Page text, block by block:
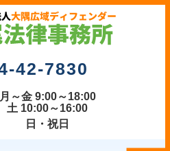
42-7830
月～金 9:00～18:00
土 10:00～16:00
日・祝日